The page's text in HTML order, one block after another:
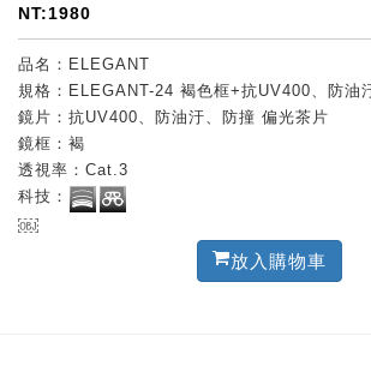
NT:1980
品名：ELEGANT
規格：ELEGANT-24 褐色框+抗UV400、防油
鏡片：抗UV400、防油汙、防撞 偏光茶片
鏡框：褐
透視率：Cat.3
科技：
￼
放入購物車